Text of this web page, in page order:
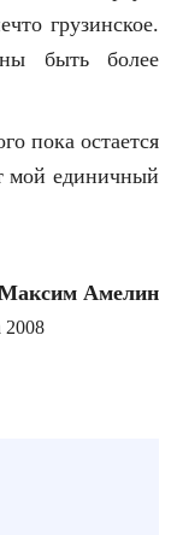
грузинское.
быть более
пока остается
мой единичный
Амелин